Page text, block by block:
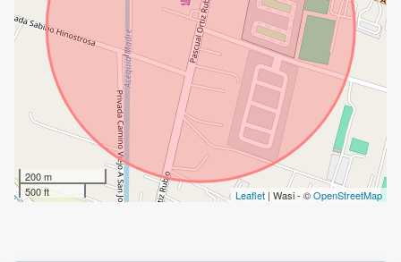
200 m
500 ft
Leaflet | Wasi - ©OpenStreetMap